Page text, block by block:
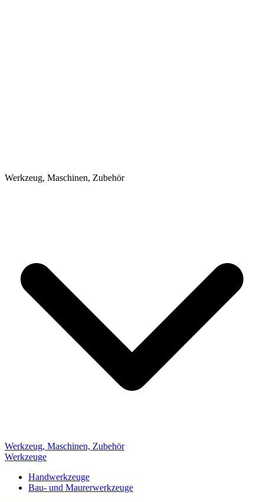
Werkzeug, Maschinen, Zubehör
Werkzeug, Maschinen, Zubehör
Werkzeuge
Handwerkzeuge
Bau- und Maurerwerkzeuge